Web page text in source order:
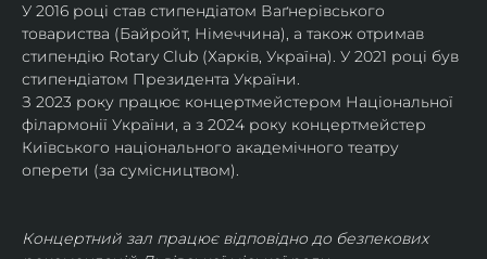
У 2016 році став стипендіатом Ваґнерівського
товариства (Байройт, Німеччина), а також отримав
стипендію Rotary Club (Харків, Україна). У 2021 році був
стипендіатом Президента України.
З 2023 року працює концертмейстером Національної
філармонії України, а з 2024 року концертмейстер
Київського національного академічного театру
оперети (за сумісництвом).
Концертний зал працює відповідно до безпекових